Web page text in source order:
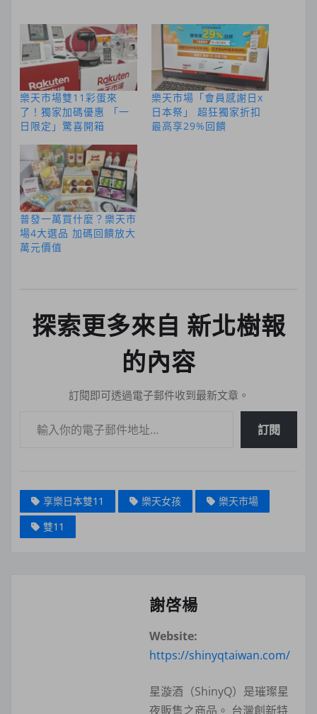
樂天市場雙11彩蛋來
了！獨家加碼優惠 「一
日限定」驚喜開箱
樂天市場「會員感謝日x
日本祭」 超狂獨家折扣
最高享29%回饋
普發一萬買什麼？樂天市
場4大選品 加碼回饋放大
萬元價值
探索更多來自 新北樹報
的內容
訂閱即可透過電子郵件收到最新文章。
訂閱
享樂日本雙11 樂天女孩
樂天市場
雙11
謝啓楊
Website:
https://shinyqtaiwan.com/
星漩酒（ShinyQ）是璀璨星
夜販售之商品。 台灣創新特